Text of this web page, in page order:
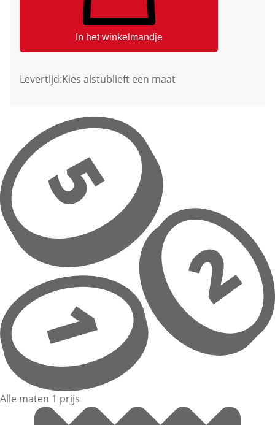
In het winkelmandje
Levertijd:Kies alstublieft een maat
Alle maten 1 prijs